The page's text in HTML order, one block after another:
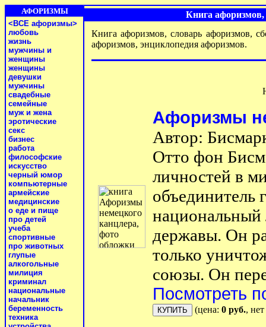
АФОРИЗМЫ
<ВСЕ афоризмы>
любовь
жизнь
мужчины и
женщины
женщины
девушки
мужчины
свадебные
семейные
муж и жена
эротические
секс
бизнес
работа
философские
искусство
черный юмор
компьютерные
армейские
медицинские
о еде и пище
про детей
учеба
спортивные
про животных
глупые
алкогольные
милиция
криминал
национальные
начальник
беременность
техника
Книга афоризмов,
Книга афоризмов, словарь афоризмов,
афоризмов, энциклопедия афоризмов.
Афоризмы
Автор:
Отто фон
личностей в
объединитель
национальный
державы. Он
только
союзы. Он
Посмотреть
(цена: 0 руб.,